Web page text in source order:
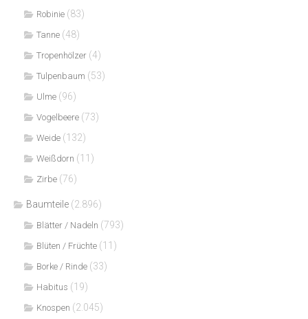
Robinie (83)
Tanne (48)
Tropenhölzer (4)
Tulpenbaum (53)
Ulme (96)
Vogelbeere (73)
Weide (132)
Weißdorn (11)
Zirbe (76)
Baumteile (2.896)
Blätter / Nadeln (793)
Blüten / Früchte (11)
Borke / Rinde (33)
Habitus (19)
Knospen (2.045)